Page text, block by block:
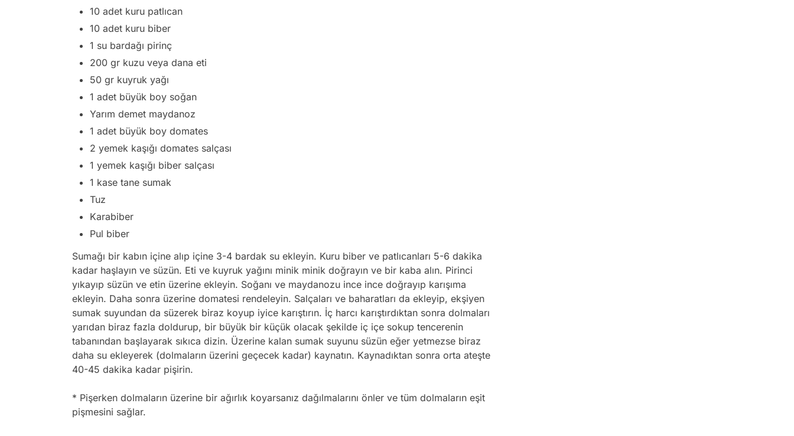
10 adet kuru patlıcan
10 adet kuru biber
1 su bardağı pirinç
200 gr kuzu veya dana eti
50 gr kuyruk yağı
1 adet büyük boy soğan
Yarım demet maydanoz
1 adet büyük boy domates
2 yemek kaşığı domates salçası
1 yemek kaşığı biber salçası
1 kase tane sumak
Tuz
Karabiber
Pul biber
Sumağı bir kabın içine alıp içine 3-4 bardak su ekleyin. Kuru biber ve patlıcanları 5-6 dakika
kadar haşlayın ve süzün. Eti ve kuyruk yağını minik minik doğrayın ve bir kaba alın. Pirinci
yıkayıp süzün ve etin üzerine ekleyin. Soğanı ve maydanozu ince ince doğrayıp karışıma
ekleyin. Daha sonra üzerine domatesi rendeleyin. Salçaları ve baharatları da ekleyip, ekşiyen
sumak suyundan da süzerek biraz koyup iyice karıştırın. İç harcı karıştırdıktan sonra dolmaları
yarıdan biraz fazla doldurup, bir büyük bir küçük olacak şekilde iç içe sokup tencerenin
tabanından başlayarak sıkıca dizin. Üzerine kalan sumak suyunu süzün eğer yetmezse biraz
daha su ekleyerek (dolmaların üzerini geçecek kadar) kaynatın. Kaynadıktan sonra orta ateşte
40-45 dakika kadar pişirin.
* Pişerken dolmaların üzerine bir ağırlık koyarsanız dağılmalarını önler ve tüm dolmaların eşit
pişmesini sağlar.